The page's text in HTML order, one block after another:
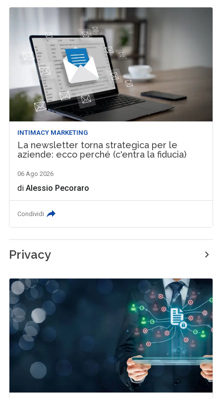
INTIMACY MARKETING
La newsletter torna strategica per le
aziende: ecco perché (c'entra la fiducia)
06 Ago 2026
diAlessio Pecoraro
Condividi
Privacy